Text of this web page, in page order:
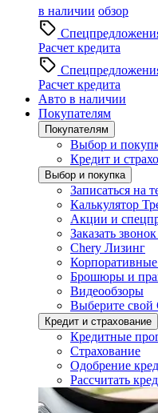
в наличии обзор
Расчет кредита
Расчет кредита
Авто в наличии
Покупателям
Покупателям
Выбор и
Кредит и
Выбор и покупка
Записаться на
Калькулятор
Акции и
Заказать
Chery Лизинг
Брошюры и
Видеообзоры
Выберите свой
Кредит и страхование
Кредитные
Страхование
Одобрение
Рассчитать